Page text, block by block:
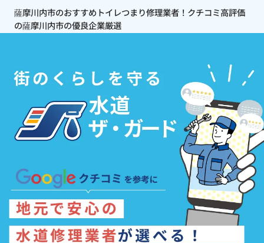
薩摩川内市のおすすめトイレつまり修理業者！クチコミ高評価
の薩摩川内市の優良企業厳選